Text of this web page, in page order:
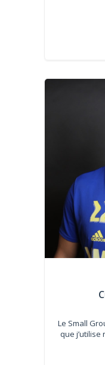
Le Small
que